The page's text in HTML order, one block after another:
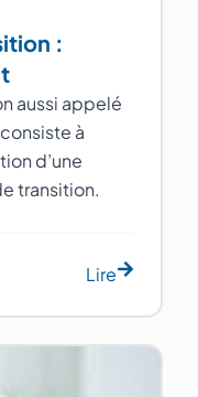
:
aussi appelé
à
d’une
transition.
Lire